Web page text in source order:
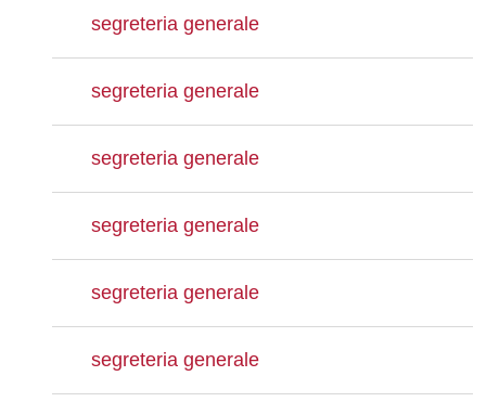
segreteria generale
segreteria generale
segreteria generale
segreteria generale
segreteria generale
segreteria generale